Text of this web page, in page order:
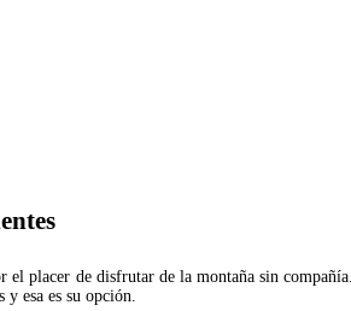
placer de disfrutar de la montaña sin
y esa es su opción.